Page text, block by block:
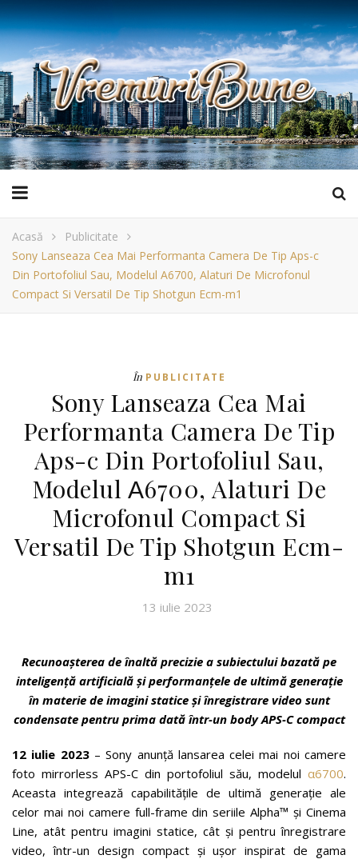
Acasă
Publicitate
Sony Lanseaza Cea Mai Performanta Camera De Tip Aps-c
Din Portofoliul Sau, Modelul Α6700, Alaturi De Microfonul
Compact Si Versatil De Tip Shotgun Ecm-m1
În PUBLICITATE
Sony Lanseaza Cea Mai
Performanta Camera De Tip
Aps-c Din Portofoliul Sau,
Modelul Α6700, Alaturi De
Microfonul Compact Si
Versatil De Tip Shotgun Ecm-
m1
13 iulie 2023
Recunoașterea de înaltă precizie a subiectului bazată pe
inteligență artificială și performanțele de ultimă generație
în materie de imagini statice și înregistrare video sunt
condensate pentru prima dată într-un body APS-C compact
12 iulie 2023– Sony anunță lansarea celei mai noi camere
foto mirrorless APS-C din portofoliul său, modelul α6700.
Aceasta integrează capabilitățile de ultimă generație ale
celor mai noi camere full-frame din seriile Alpha™ și Cinema
Line, atât pentru imagini statice, cât și pentru înregistrare
video, într-un design compact și ușor inspirat de gama